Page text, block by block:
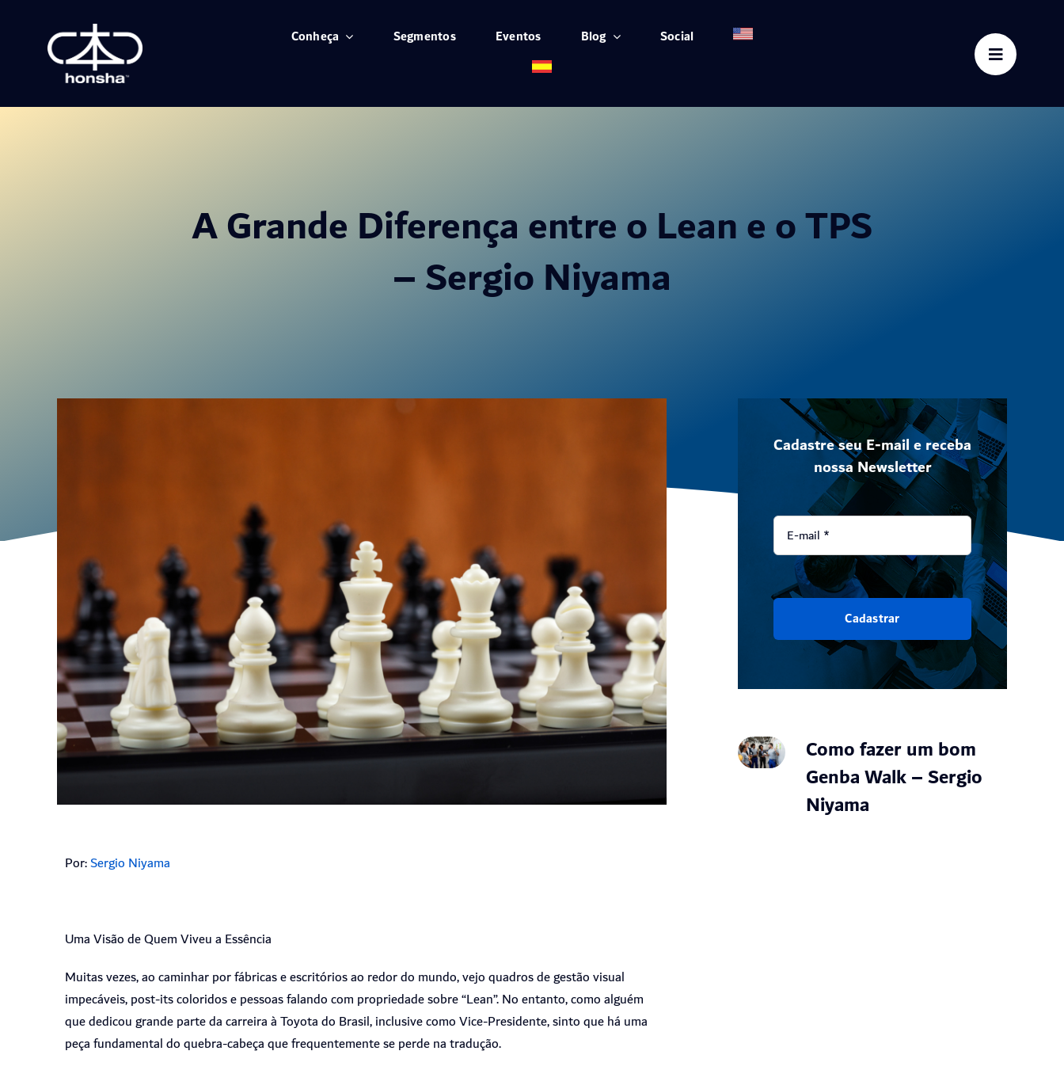
Conheça Segmentos Eventos Blog Social
A Grande Diferença entre o Lean e o TPS
– Sergio Niyama
Por:Sergio Niyama
Uma Visão de Quem Viveu a Essência
Muitas vezes, ao caminhar por fábricas e escritórios ao redor do mundo, vejo quadros de gestão visual
impecáveis, post-its coloridos e pessoas falando com propriedade sobre “Lean”. No entanto, como alguém
que dedicou grande parte da carreira à Toyota do Brasil, inclusive como Vice-Presidente, sinto que há uma
peça fundamental do quebra-cabeça que frequentemente se perde na tradução.
Cadastre seu E-mail e receba
nossa Newsletter
Cadastrar
Como fazer um bom
Genba Walk – Sergio
Niyama